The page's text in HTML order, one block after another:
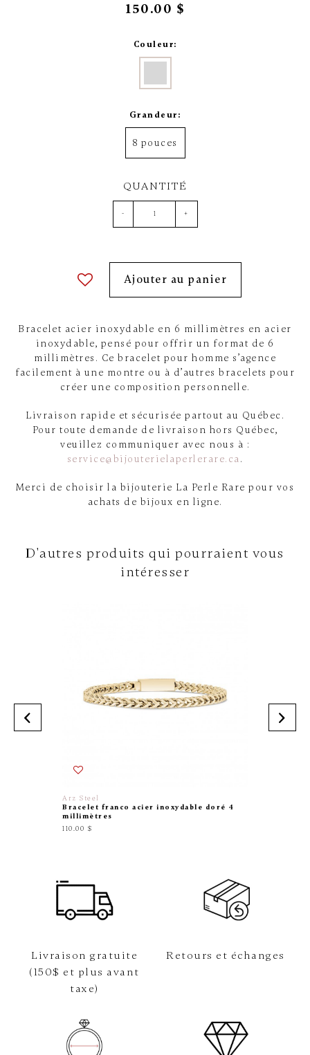
150.00 $
Couleur:
Grandeur:
8 pouces
QUANTITÉ
- +
Ajouter au panier
Bracelet acier inoxydable en 6 millimètres en acier
inoxydable, pensé pour offrir un format de 6
millimètres. Ce bracelet pour homme s’agence
facilement à une montre ou à d’autres bracelets pour
créer une composition personnelle.
Livraison rapide et sécurisée partout au Québec.
Pour toute demande de livraison hors Québec,
veuillez communiquer avec nous à :
service@bijouterielaperlerare.ca.
Merci de choisir la bijouterie La Perle Rare pour vos
achats de bijoux en ligne.
D'autres produits qui pourraient vous
intéresser
Arz Steel
Bracelet franco acier inoxydable doré 4
millimètres
110.00 $
Livraison gratuite
(150$ et plus avant
taxe)
Retours et échanges